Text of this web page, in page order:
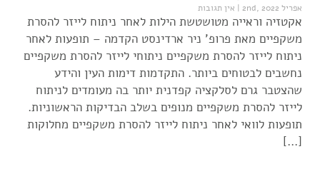
אפריל 2nd, 2022 | אין תגובות
אקטזיה וראייה מטושטשת הילות לאחר ניתוח לייזר להסרת
משקפיים מאת פרופ' ניר ארדינסט הקדמה – תופעות לאחר
ניתוח לייזר להסרת משקפיים ניתוחי לייזר להסרת משקפיים
נחשבים לבטוחים ביותר. התקדמות דימות העין והידע
שהצטבר גרם לסלקציה קפדנית יותר בה מעומדים לניתוח
לייזר להסרת משקפיים מנופים בשלב הבדיקות הראשוניות.
תופעות לוואי לאחר ניתוח לייזר להסרת משקפיים מחלוקות
[…]